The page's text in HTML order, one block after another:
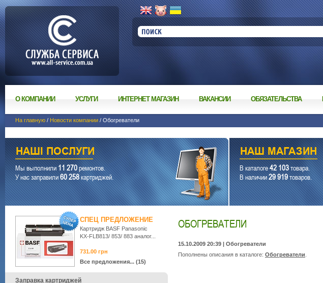
О КОМПАНИИ УСЛУГИ ИНТЕРНЕТ МАГАЗИН ВАКАНСИИ ОБЯЗАТЕЛЬСТВА
На главную / Новости компании / Обогреватели
Мы выполнили11 270ремонтов.
У нас заправили60 258картриджей.
В каталоге42 103товара.
В наличии29 919товаров.
ОБОГРЕВАТЕЛИ
15.10.2009 20:39 | Обогреватели
Пополнены описания в каталоге: Обогреватели
СПЕЦ ПРЕДЛОЖЕНИЕ
Картридж BASF Panasonic
KX-FLB813/ 853/ 883 аналог...
731.00 грн
Все предложения... (15)
Заправка картриджей